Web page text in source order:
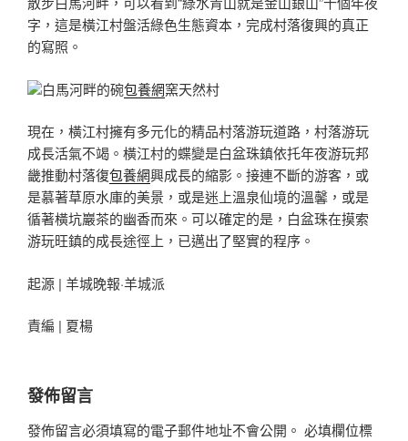
字，這是橫江村盤活綠色生態資本，完成村落復興的真正
的寫照。
白馬河畔的碗包養網窯天然村
現在，橫江村擁有多元化的精品村落游玩道路，村落游玩
成長活氣不竭。橫江村的蝶變是白盆珠鎮依托年夜游玩邦
畿推動村落復包養網興成長的縮影。接連不斷的游客，或
是慕著草原水庫的美景，或是迷上溫泉仙境的溫馨，或是
循著橫坑巖茶的幽香而來。可以確定的是，白盆珠在摸索
游玩旺鎮的成長途徑上，已邁出了堅實的程序。
起源 | 羊城晚報·羊城派
責編 | 夏楊
發佈留言
發佈留言必須填寫的電子郵件地址不會公開。 必填欄位標